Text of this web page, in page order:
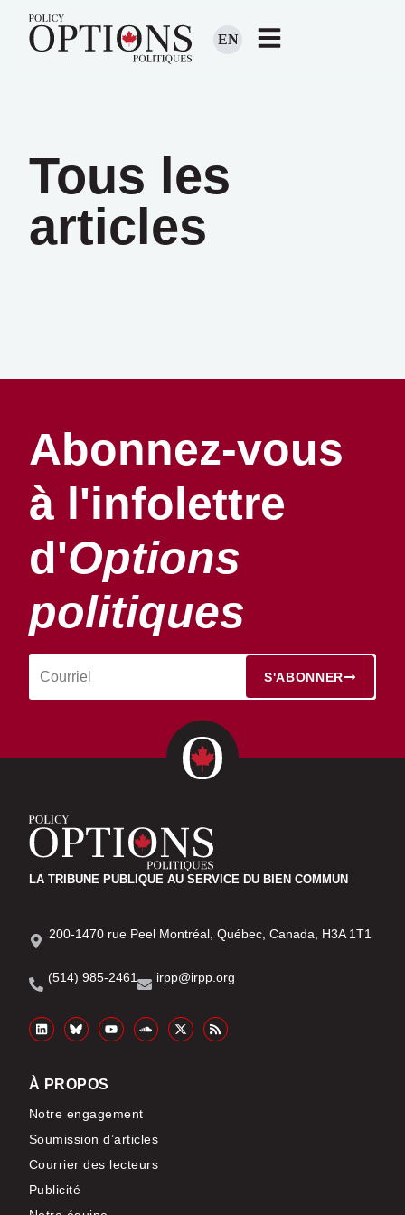
EN
Tous les
articles
Abonnez-vous
à l'infolettre
d'Options
politiques
S'ABONNER
LA TRIBUNE PUBLIQUE AU SERVICE DU BIEN COMMUN
200-1470 rue Peel Montréal, Québec, Canada, H3A 1T1
(514) 985-2461 irpp@irpp.org
À PROPOS
Notre engagement
Soumission d’articles
Courrier des lecteurs
Publicité